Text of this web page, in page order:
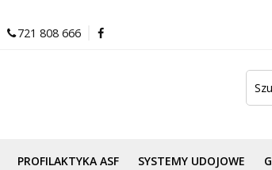
721 808 666
PROFILAKTYKA ASF SYSTEMY UDOJOWE